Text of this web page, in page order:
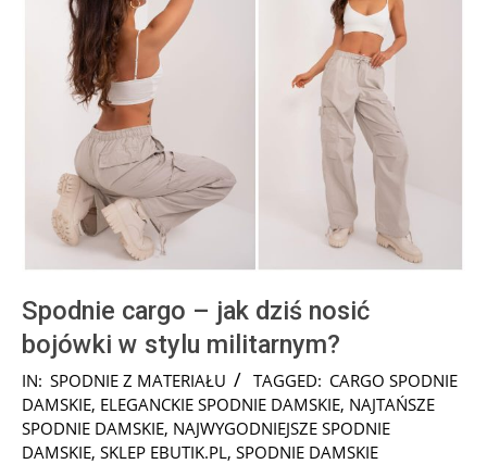
Spodnie cargo – jak dziś nosić
bojówki w stylu militarnym?
2026-
05-
29
IN: SPODNIE Z MATERIAŁU TAGGED: CARGO SPODNIE
DAMSKIE, ELEGANCKIE SPODNIE DAMSKIE, NAJTAŃSZE
SPODNIE DAMSKIE, NAJWYGODNIEJSZE SPODNIE
DAMSKIE, SKLEP EBUTIK.PL, SPODNIE DAMSKIE